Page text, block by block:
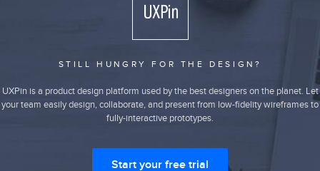
STILL HUNGRY FOR THE DESIGN?
UXPin is a product design platform used by the best designers on the planet. Let
your team easily design, collaborate, and present from low-fidelity wireframes to
fully-interactive prototypes.
Start your free trial